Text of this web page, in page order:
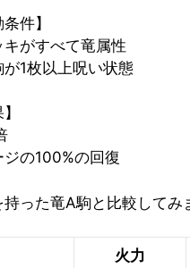
件】
キがすべて竜属性
が1枚以上呪い状態
ジの100%の回復
った竜A駒と比較してみ
火力